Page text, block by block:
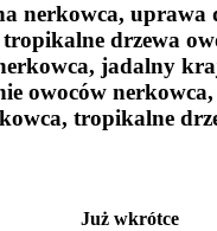
nerkowca, uprawa
drzewa
jadalny
owoców
tropikalne
Już wkrótce